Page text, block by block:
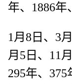
年、1886年
1月8日、3
月5日、11
295年、375